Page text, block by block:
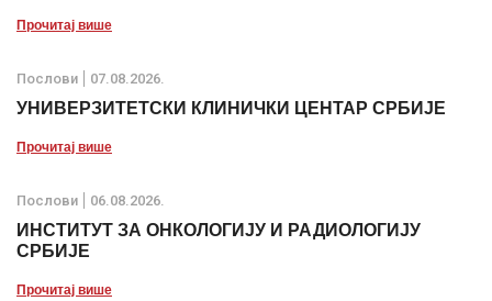
Прочитај више
Послови 07.08.2026.
УНИВЕРЗИТЕТСКИ КЛИНИЧКИ ЦЕНТАР СРБИЈЕ
Прочитај више
Послови 06.08.2026.
ИНСТИТУТ ЗА ОНКОЛОГИЈУ И РАДИОЛОГИЈУ
СРБИЈЕ
Прочитај више